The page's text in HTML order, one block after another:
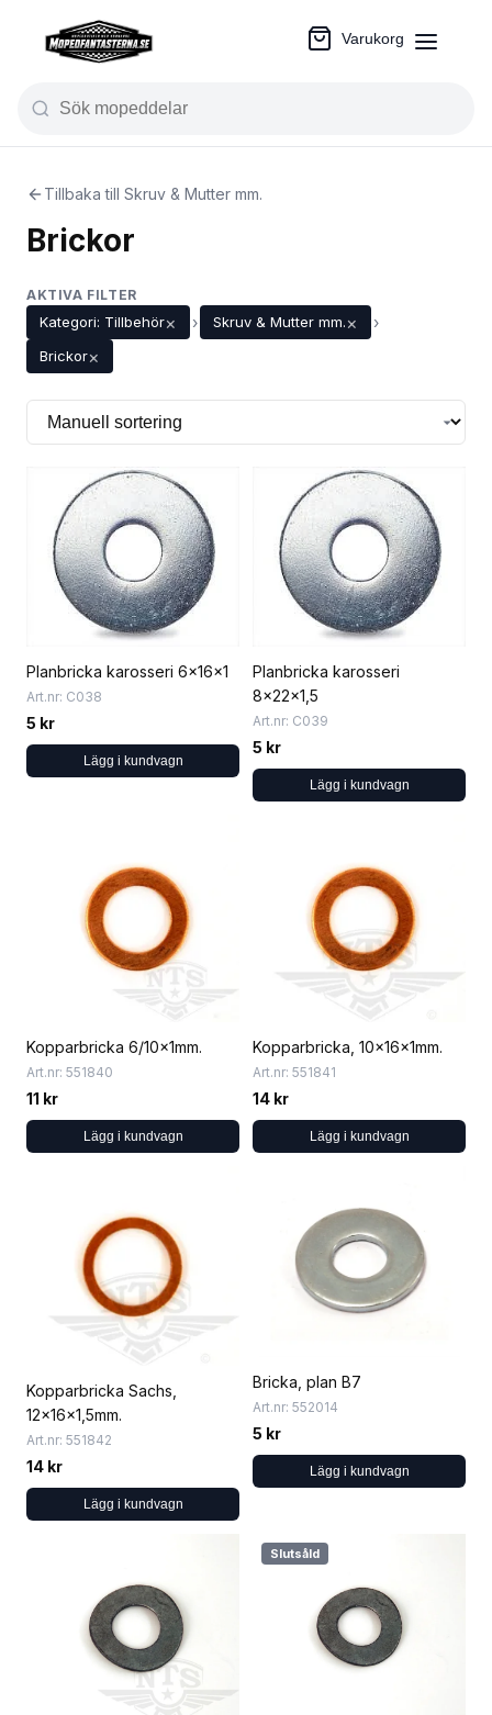
Varukorg
Tillbaka till Skruv & Mutter mm.
Brickor
AKTIVA FILTER
Kategori: Tillbehör× › Skruv & Mutter mm.× ›
Brickor×
Planbricka karosseri 6x16x1
Art.nr: C038
5 kr
Lägg i kundvagn
Planbricka karosseri
8x22x1,5
Art.nr: C039
5 kr
Lägg i kundvagn
Kopparbricka 6/10x1mm.
Art.nr: 551840
11 kr
Lägg i kundvagn
Kopparbricka, 10x16x1mm.
Art.nr: 551841
14 kr
Lägg i kundvagn
Kopparbricka Sachs,
12x16×1,5mm.
Art.nr: 551842
14 kr
Lägg i kundvagn
Bricka, plan B7
Art.nr: 552014
5 kr
Lägg i kundvagn
Slutsåld